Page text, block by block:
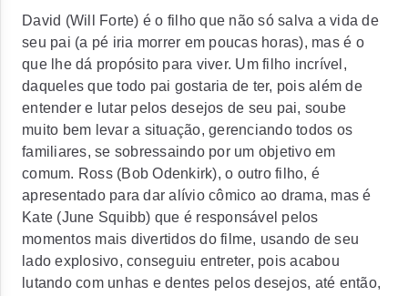
David (Will Forte) é o filho que não só salva a vida de
seu pai (a pé iria morrer em poucas horas), mas é o
que lhe dá propósito para viver. Um filho incrível,
daqueles que todo pai gostaria de ter, pois além de
entender e lutar pelos desejos de seu pai, soube
muito bem levar a situação, gerenciando todos os
familiares, se sobressaindo por um objetivo em
comum. Ross (Bob Odenkirk), o outro filho, é
apresentado para dar alívio cômico ao drama, mas é
Kate (June Squibb) que é responsável pelos
momentos mais divertidos do filme, usando de seu
lado explosivo, conseguiu entreter, pois acabou
lutando com unhas e dentes pelos desejos, até então,